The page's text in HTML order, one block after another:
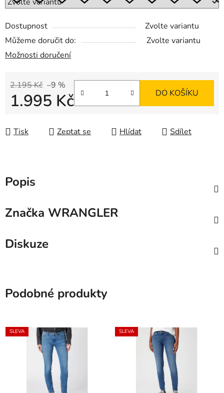
Dostupnost
Zvolte variantu
Můžeme doručit do:
Zvolte variantu
Možnosti doručení
2.195 Kč –9 %
1.995 Kč DO KOŠÍKU
Tisk Zeptat se Hlídat Sdílet
Popis
Značka WRANGLER
Diskuze
Podobné produkty
SLEVA SLEVA